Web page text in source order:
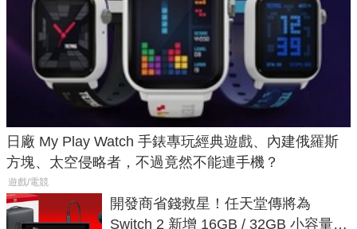
日廠 My Play Watch 手錶專玩經典遊戲、內建俄羅斯
方塊、太空侵略者，不過竟然不能連手機？
遊戲/電競
開發商省錢救星！任天堂傳將為
Switch 2 新增 16GB / 32GB 小容量遊